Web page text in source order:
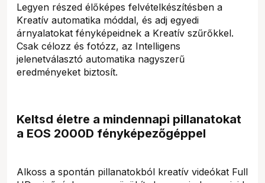
Legyen részed élőképes felvételkészítésben a
Kreatív automatika móddal, és adj egyedi
árnyalatokat fényképeidnek a Kreatív szűrőkkel.
Csak célozz és fotózz, az Intelligens
jelenetválasztó automatika nagyszerű
eredményeket biztosít.
Keltsd életre a mindennapi pillanatokat
a EOS 2000D fényképezőgéppel
Alkoss a spontán pillanatokból kreatív videókat Full